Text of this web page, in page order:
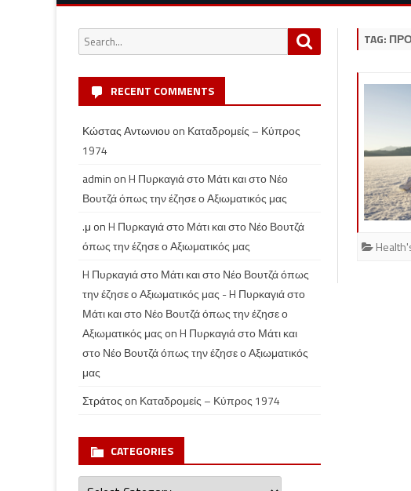
ΔΙΑΣΚΈΔΑΣΗ – LIFESTYLE
TAG:
Search
for:
RECENT COMMENTS
Κώστας Αντωνιου on Καταδρομείς – Κύπρος
1974
admin onH Πυρκαγιά στο Μάτι και στο Νέο
Βουτζά όπως την έζησε ο Αξιωματικός μας
.μ onH Πυρκαγιά στο Μάτι και στο Νέο Βουτζά
όπως την έζησε ο Αξιωματικός μας
H Πυρκαγιά στο Μάτι και στο Νέο Βουτζά όπως
την έζησε ο Αξιωματικός μας - H Πυρκαγιά στο
Μάτι και στο Νέο Βουτζά όπως την έζησε ο
Αξιωματικός μας onH Πυρκαγιά στο Μάτι και
στο Νέο Βουτζά όπως την έζησε ο Αξιωματικός
μας
Στράτος on Καταδρομείς – Κύπρος 1974
CATEGORIES
Categories